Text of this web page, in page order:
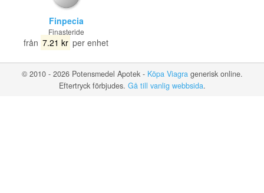
Finpecia
Finasteride
från 7.21 kr per enhet
© 2010 - 2026 Potensmedel Apotek - Köpa Viagragenerisk online.
Eftertryck förbjudes. Gå till vanlig webbsida.